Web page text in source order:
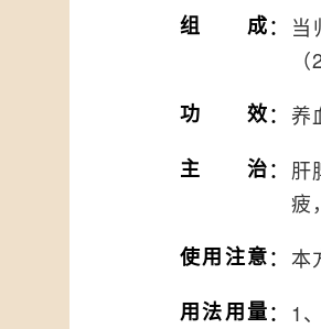
组成：
当
功效： 养
主治： 肝
疲
使用注意： 本
用法用量： 1